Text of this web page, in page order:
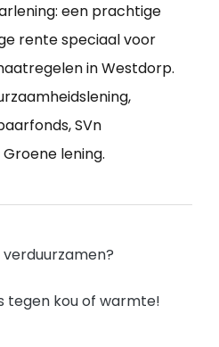
een prachtige
rente speciaal voor
in Westdorp.
SVn
lening.
verduurzamen?
tegen kou of warmte!